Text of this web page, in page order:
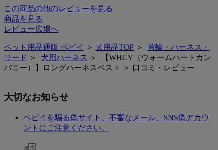
この商品の他のレビューを見る
商品を見る
レビュー広場へ
ペット用品通販 ペピイ ＞ 犬用品TOP ＞ 首輪・ハーネス・
リード ＞ 犬用ハーネス
＞ 【WHCY（ウォームハートカン
パニー）】ロングハーネスベスト ＞ 口コミ・レビュー
大切なお知らせ
ペピイを騙る偽サイト、不審なメール、SNS偽アカウ
ントにご注意ください。